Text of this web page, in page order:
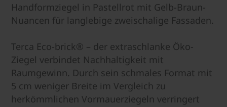
Handformziegel in Pastellrot mit Gelb-Braun-
Nuancen für langlebige zweischalige Fassaden.
Terca Eco-brick® – der extraschlanke Öko-
Ziegel verbindet Nachhaltigkeit mit
Raumgewinn. Durch sein schmales Format mit
5 cm weniger Breite im Vergleich zu
herkömmlichen Vormauerziegeln verringert